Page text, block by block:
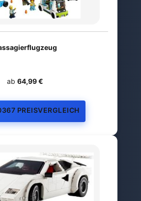
ab 64,99 €
PREISVERGLEICH